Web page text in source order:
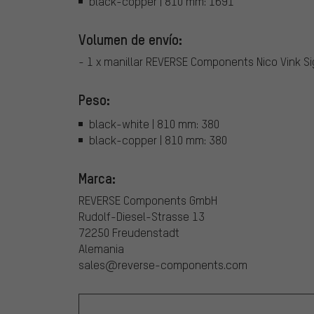
Volumen de envío:
- 1 x manillar REVERSE Components Nico Vink
Peso:
black-white | 810 mm: 380
black-copper | 810 mm: 380
Marca:
REVERSE Components GmbH
Rudolf-Diesel-Strasse 13
72250 Freudenstadt
Alemania
sales@reverse-components.com